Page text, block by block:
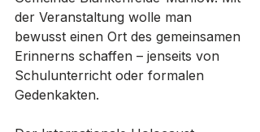
der Veranstaltung wolle man
bewusst einen Ort des gemeinsamen
Erinnerns schaffen – jenseits von
Schulunterricht oder formalen
Gedenkakten.